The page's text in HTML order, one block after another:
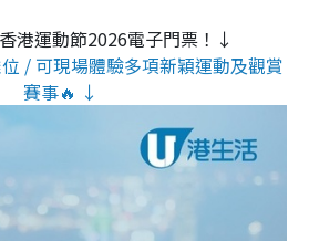
港運動節2026電子門票！↓
/ 可現場體驗多項新穎運動及觀賞
賽事🔥 ↓